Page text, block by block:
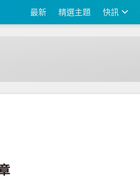
最新 精選主題 快訊